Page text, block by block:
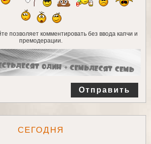
позволяет комментировать без ввода капчи и
премодерации.
Отправить
СЕГОДНЯ